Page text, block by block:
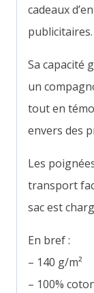
cadeaux
publicitaires.
Sa capacité
un
tout en
envers des
Les
transport
sac est
En bref :
– 140 g/m²
– 100%